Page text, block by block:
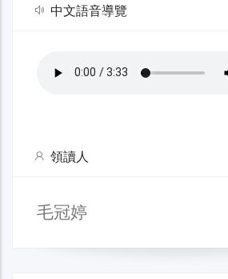
中文語音導覽
領讀人
毛冠婷